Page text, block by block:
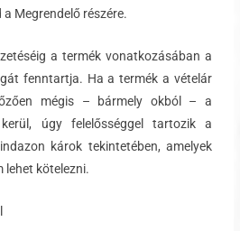
Megrendelő részére.
a termék vonatkozásában a
fenntartja. Ha a termék a vételár
mégis – bármely okból – a
úgy felelősséggel tartozik a
károk tekintetében, amelyek
lehet kötelezni.